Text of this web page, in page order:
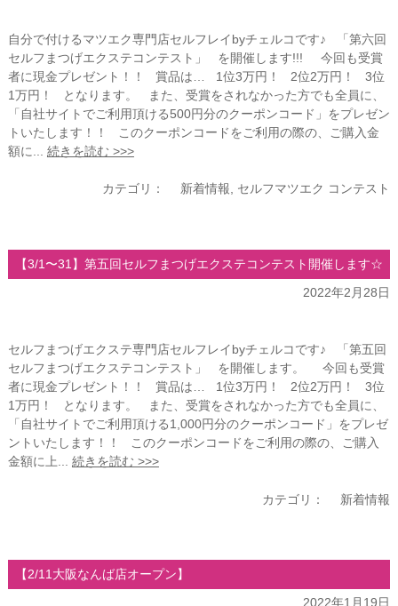
自分で付けるマツエク専門店セルフレイbyチェルコです♪ 「第六回
セルフまつげエクステコンテスト」 を開催します!!! 今回も受賞
者に現金プレゼント！！ 賞品は… 1位3万円！ 2位2万円！ 3位
1万円！ となります。 また、受賞をされなかった方でも全員に、
「自社サイトでご利用頂ける500円分のクーポンコード」をプレゼン
トいたします！！ このクーポンコードをご利用の際の、ご購入金
額に... 続きを読む >>>
カテゴリ： 新着情報, セルフマツエク コンテスト
【3/1〜31】第五回セルフまつげエクステコンテスト開催します☆
2022年2月28日
セルフまつげエクステ専門店セルフレイbyチェルコです♪ 「第五回
セルフまつげエクステコンテスト」 を開催します。 今回も受賞
者に現金プレゼント！！ 賞品は… 1位3万円！ 2位2万円！ 3位
1万円！ となります。 また、受賞をされなかった方でも全員に、
「自社サイトでご利用頂ける1,000円分のクーポンコード」をプレゼ
ントいたします！！ このクーポンコードをご利用の際の、ご購入
金額に上... 続きを読む >>>
カテゴリ： 新着情報
【2/11大阪なんば店オープン】
2022年1月19日